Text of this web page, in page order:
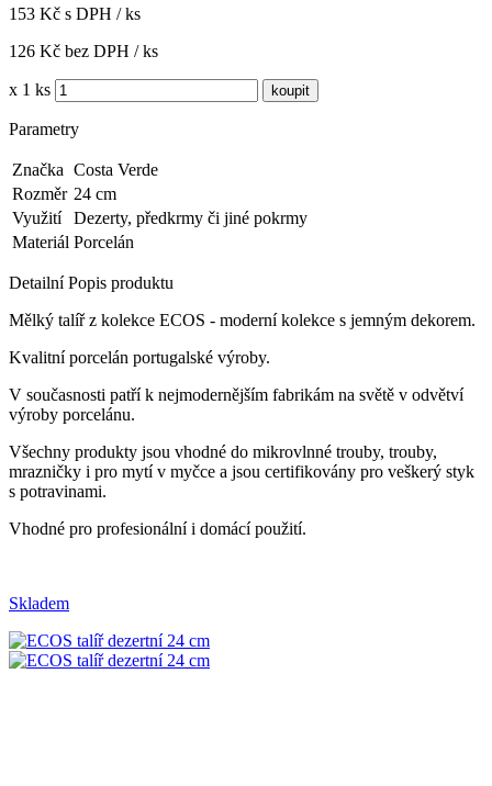
153 Kč s DPH / ks
126 Kč bez DPH / ks
x 1 ks
Parametry
Značka Costa Verde
Rozměr 24 cm
Využití
Dezerty, předkrmy či jiné pokrmy
Materiál Porcelán
Detailní Popis produktu
Mělký talíř z kolekce ECOS - moderní kolekce s jemným dekorem.
Kvalitní porcelán portugalské výroby.
V současnosti patří k nejmodernějším fabrikám na světě v odvětví
výroby porcelánu.
Všechny produkty jsou vhodné do mikrovlnné trouby, trouby,
mrazničky i pro mytí v myčce a jsou certifikovány pro veškerý styk
s potravinami.
Vhodné pro profesionální i domácí použití.
Skladem